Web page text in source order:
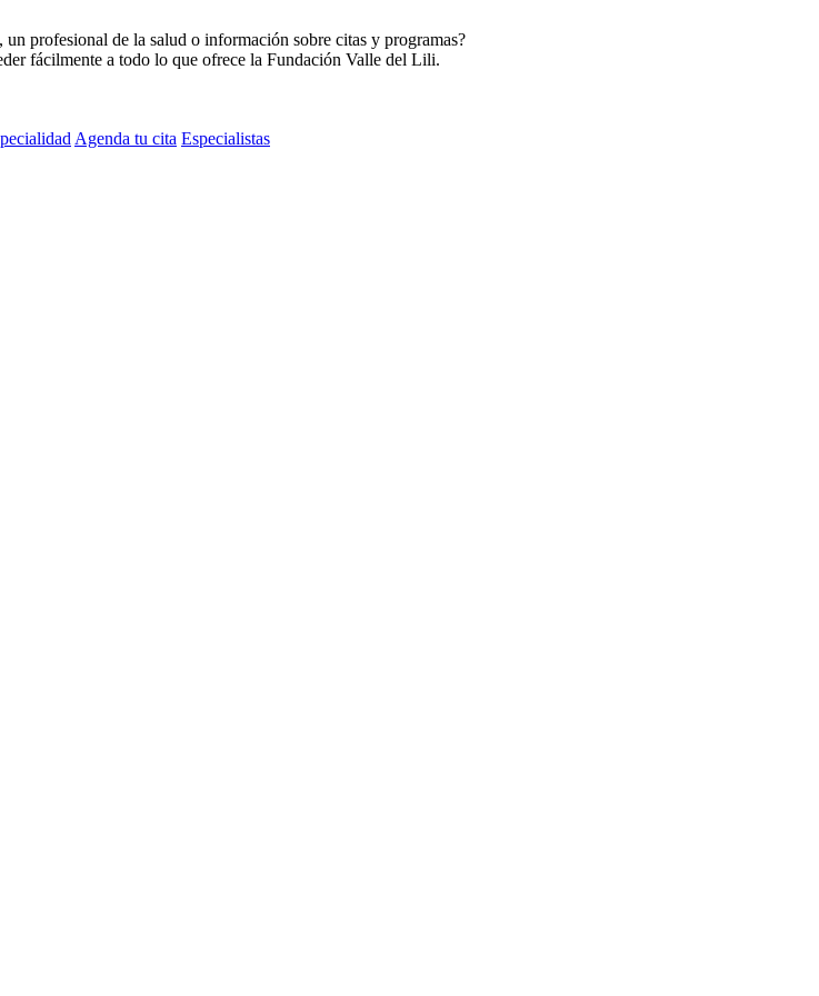
profesional de la salud o información sobre citas y programas?
fácilmente a todo lo que ofrece la Fundación Valle del Lili.
Agenda tu cita Especialistas